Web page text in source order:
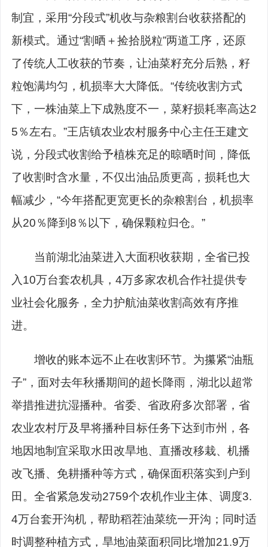
制宜，采用“分段式”机收与杂粮割台收获搭配的
新模式。通过“割晒＋捡拾脱粒”两道工序，还原
了传统人工收获的节奏，让油菜籽充分后熟，籽
粒饱满均匀，机损率大大降低。“传统收割方式
下，一株油菜上下成熟度不一，菜籽损耗率高达2
5％左右。”王店镇农业农村服务中心主任王建文
说，分段式收割给予植株充足的晾晒时间，降低
了收割时含水量，不仅出油品质更高，损耗也大
幅减少，“今年搭配更宽更长的杂粮割台，机损率
从20％降到8％以下，确保颗粒归仓。”
当前湖北油菜进入大面积收获期，全省已投
入10万台套农机具，4万多家农机合作社提供专
业社会化服务，全力护航油菜收割高效有序推
进。
增收的账本远不止在收割环节。为攥紧“油瓶
子”，面对去年秋播期间的超长降雨，湖北以超常
举措推进抗湿播种。省委、省政府多次部署，省
农业农村厅及早将播种目标任务下达到市州，各
地因地制宜采取水田改旱地、直播改移栽、机播
改飞播、免耕播种等方式，确保面积落实到户到
田。全省紧急发动2759个农机作业主体、调度3.
4万台套开沟机，帮助稻茬油菜统一开沟；同时适
时调整种植方式，旱地油菜面积同比增加21.9万